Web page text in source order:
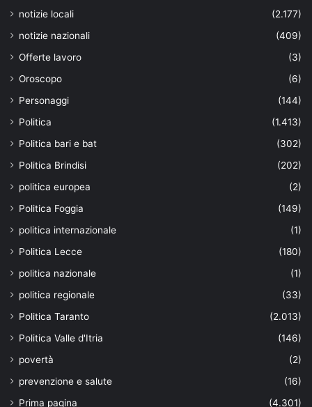
notizie locali
(2.177)
notizie nazionali
(409)
Offerte lavoro
(3)
Oroscopo
(6)
Personaggi
(144)
Politica
(1.413)
Politica bari e bat
(302)
Politica Brindisi
(202)
politica europea
(2)
Politica Foggia
(149)
politica internazionale
(1)
Politica Lecce
(180)
politica nazionale
(1)
politica regionale
(33)
Politica Taranto
(2.013)
Politica Valle d'Itria
(146)
povertà
(2)
prevenzione e salute
(16)
Prima pagina
(4.301)